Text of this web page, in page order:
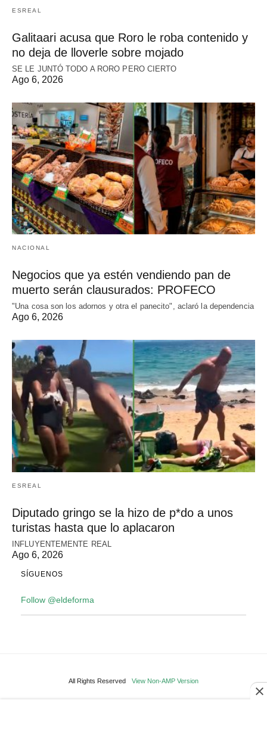
ESREAL
Galitaari acusa que Roro le roba contenido y
no deja de lloverle sobre mojado
SE LE JUNTÓ TODO A RORO PERO CIERTO
Ago 6, 2026
NACIONAL
Negocios que ya estén vendiendo pan de
muerto serán clausurados: PROFECO
"Una cosa son los adornos y otra el panecito", aclaró la dependencia
Ago 6, 2026
ESREAL
Diputado gringo se la hizo de p*do a unos
turistas hasta que lo aplacaron
INFLUYENTEMENTE REAL
Ago 6, 2026
SÍGUENOS
Follow @eldeforma
All Rights Reserved View Non-AMP Version